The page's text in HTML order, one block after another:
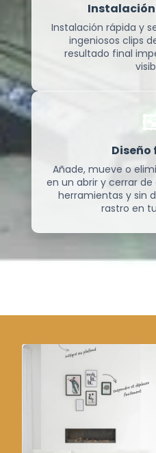
Instalación rápida y
ingeniosos clips
resultado final
Diseño
Añade, mueve o
en un abrir y cerrar de
herramientas y sin
rastro en